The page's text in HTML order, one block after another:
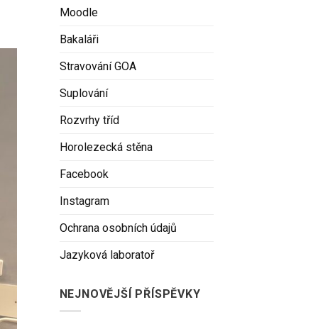
Moodle
Bakaláři
Stravování GOA
Suplování
Rozvrhy tříd
Horolezecká stěna
Facebook
Instagram
Ochrana osobních údajů
Jazyková laboratoř
NEJNOVĚJŠÍ PŘÍSPĚVKY